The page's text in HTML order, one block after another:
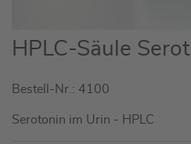
Zum
Anfang
Bildgalerie
springen
HPLC-Säule
Bestell-Nr.: 4100
Serotonin im Urin - HPLC